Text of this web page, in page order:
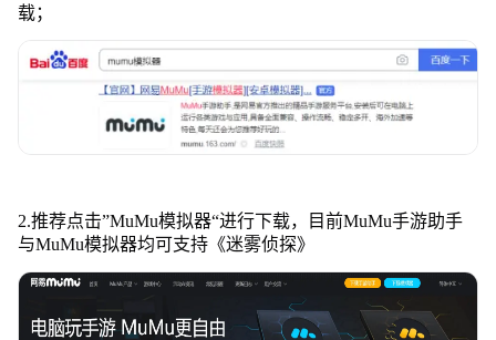
载；
2.推荐点击”MuMu模拟器“进行下载，目前MuMu手游助手
与MuMu模拟器均可支持《迷雾侦探》